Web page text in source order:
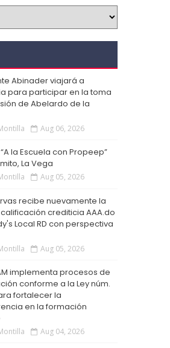
Abinader viajará a
para participar en la toma
de Abelardo de la
Aug 06, 2026
la Escuela con Propeep”
La Vega
Aug 05, 2026
recibe nuevamente la
crediticia AAA.do
Local RD con perspectiva
Aug 05, 2026
implementa procesos de
conforme a la Ley núm.
fortalecer la
en la formación
Aug 04, 2026